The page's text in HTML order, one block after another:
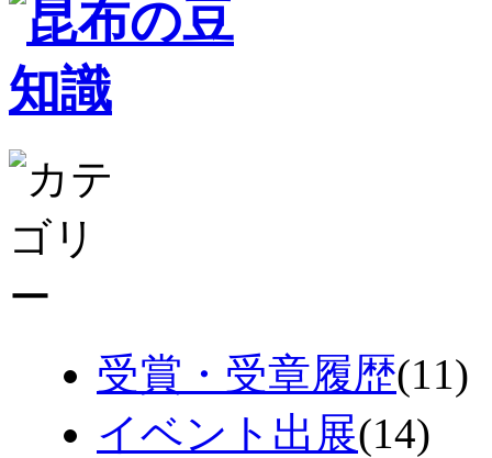
受賞・受章履歴(11)
イベント出展(14)